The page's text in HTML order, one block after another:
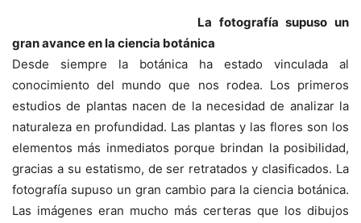
La fotografía supuso un
gran avance en la ciencia botánica
Desde siempre la botánica ha estado vinculada al
conocimiento del mundo que nos rodea. Los primeros
estudios de plantas nacen de la necesidad de analizar la
naturaleza en profundidad. Las plantas y las flores son los
elementos más inmediatos porque brindan la posibilidad,
gracias a su estatismo, de ser retratados y clasificados. La
fotografía supuso un gran cambio para la ciencia botánica.
Las imágenes eran mucho más certeras que los dibujos